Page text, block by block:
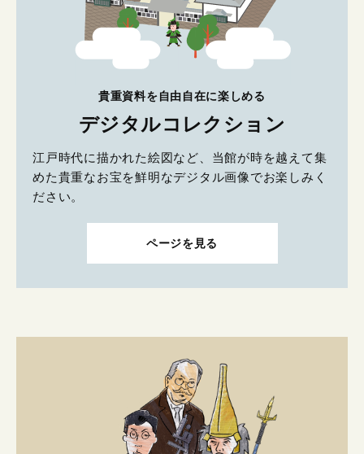
貴重資料を自由自在に楽しめる
デジタルコレクション
江戸時代に描かれた絵図など、当館が時を越えて集
めた貴重なお宝を鮮明なデジタル画像でお楽しみく
ださい。
ページを見る